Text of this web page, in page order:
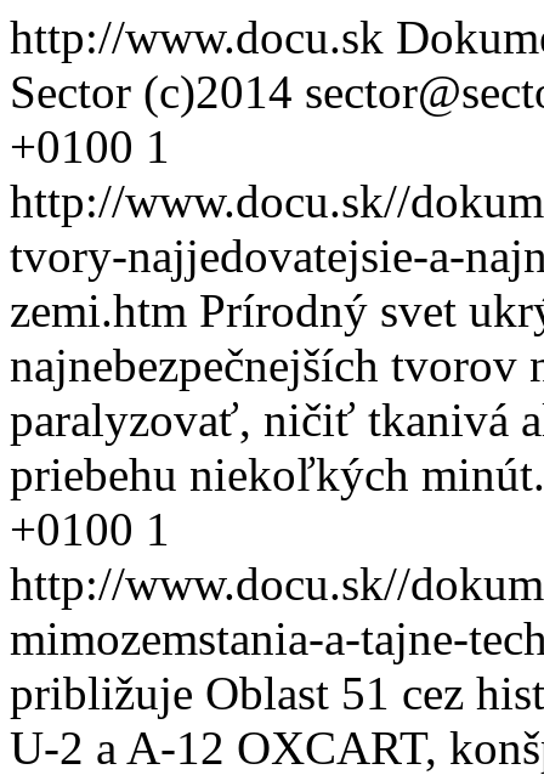
http://www.docu.sk
Sector (c)2014
+0100 1
http://www.docu.sk//
tvory-najjedovatejsie-a-
zemi.htm Prírodný svet
najnebezpečnejších tvorov
paralyzovať, ničiť tkanivá
priebehu niekoľkých
+0100 1
http://www.docu.sk//
mimozemstania-a-tajne-
približuje Oblast 51 cez
U-2 a A-12 OXCART,